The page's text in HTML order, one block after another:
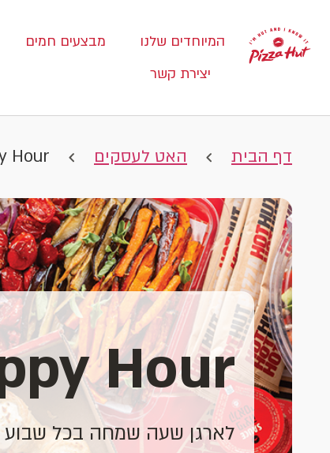
המיוחדים שלנו מבצעים חמים
יצירת קשר
דף הבית האט לעסקים Hour
Hour
לארגן שעה שמחה בכל